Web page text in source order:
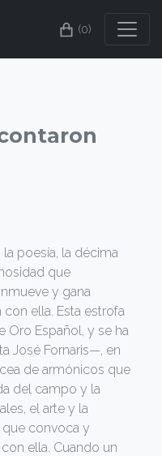
(0)
poesía, la décima
que
y gana
ella. Esta estrofa
Oro Español, y se ha
José Fornaris—, en
de armónicos que
del campo y la
el arte y la
que convoca y
ella. Cuando un